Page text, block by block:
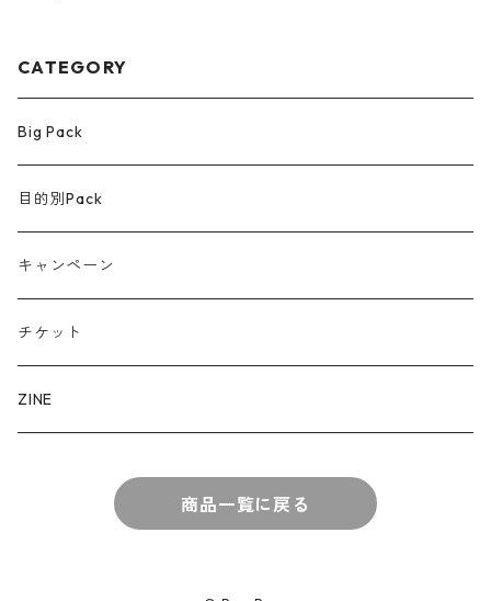
CATEGORY
Big Pack
目的別Pack
キャンペーン
チケット
ZINE
商品一覧に戻る